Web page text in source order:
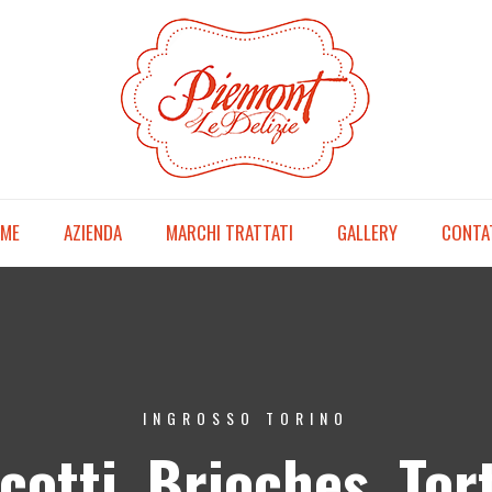
AZIENDA MARCHI TRATTATI GALLERY
INGROSSO TORINO